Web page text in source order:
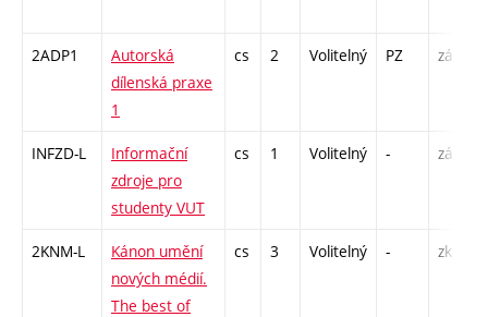
2ADP1
Autorská
dílenská praxe
1
cs 2 Volitelný PZ zá
INFZD-L
Informační
zdroje pro
studenty VUT
cs 1 Volitelný - zá
2KNM-L
Kánon umění
nových médií.
The best of
cs 3 Volitelný - zk